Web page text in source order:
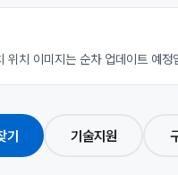
위치 이미지는 순차 업데이트 예정
기 기술지원